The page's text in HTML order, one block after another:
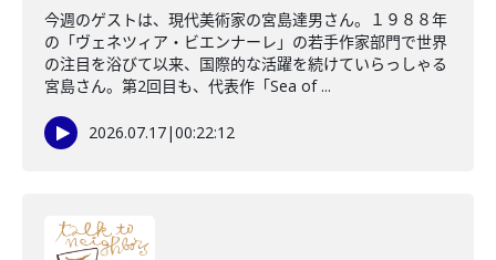
今週のゲストは、現代美術家の宮島達男さん。１９８８年
の「ヴェネツィア・ビエンナーレ」の若手作家部門で世界
の注目を浴びて以来、国際的な活躍を続けていらっしゃる
宮島さん。第2回目も、代表作「Sea of ...
2026.07.17|00:22:12